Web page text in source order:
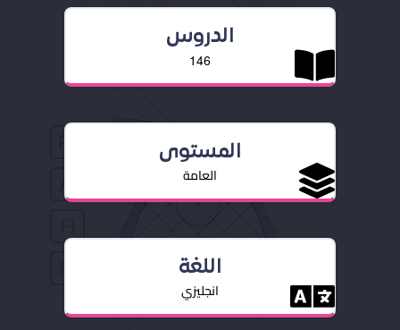
الدروس
146
المستوى
العامة
اللغة
انجليزي